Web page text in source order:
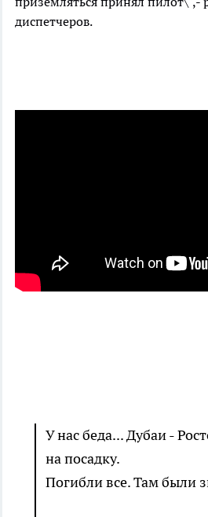
диспетчеров.
У нас беда... Дубаи -
на посадку.
Погибли все. Там были